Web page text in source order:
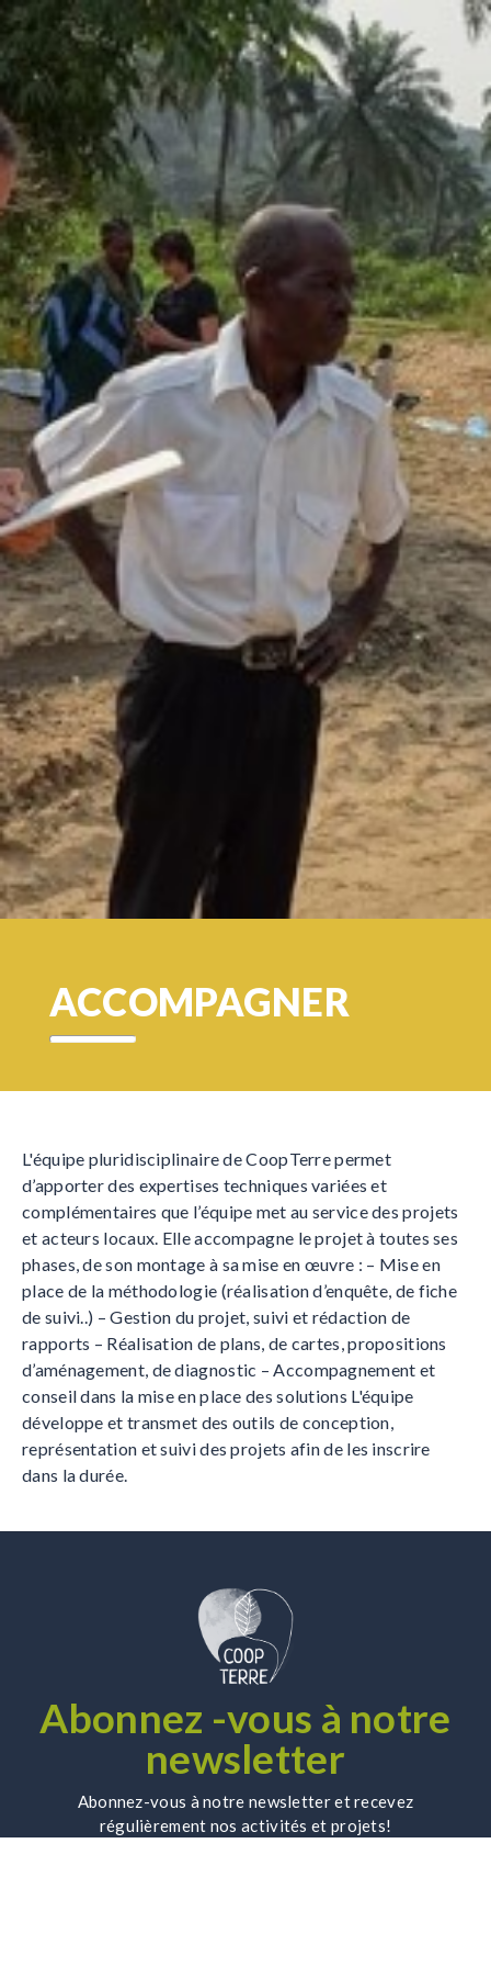
ACCOMPAGNER
L'équipe pluridisciplinaire de CoopTerre permet
d’apporter des expertises techniques variées et
complémentaires que l’équipe met au service des projets
et acteurs locaux. Elle accompagne le projet à toutes ses
phases, de son montage à sa mise en œuvre : – Mise en
place de la méthodologie (réalisation d’enquête, de fiche
de suivi..) – Gestion du projet, suivi et rédaction de
rapports – Réalisation de plans, de cartes, propositions
d’aménagement, de diagnostic – Accompagnement et
conseil dans la mise en place des solutions L'équipe
développe et transmet des outils de conception,
représentation et suivi des projets afin de les inscrire
dans la durée.
Abonnez -vous à notre
newsletter
Abonnez-vous à notre newsletter et recevez
régulièrement nos activités et projets!